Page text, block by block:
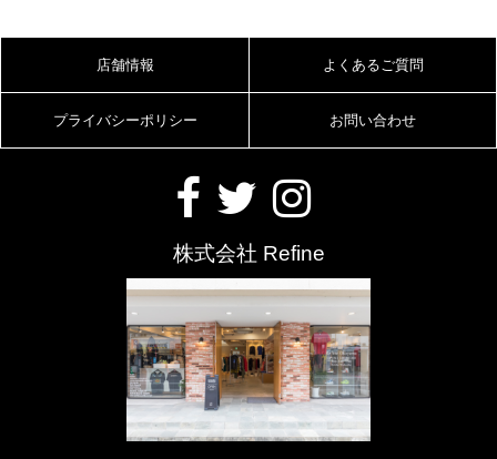
店舗情報 よくあるご質問
プライバシーポリシー お問い合わせ
株式会社 Refine